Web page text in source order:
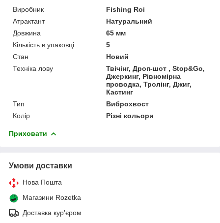
Виробник
Fishing Roi
Атрактант
Натуральний
Довжина
65 мм
Кількість в упаковці
5
Стан
Новий
Техніка лову
Твічінг, Дроп-шот , Stop&Go,
Джеркинг, Рівномірна
проводка, Тролінг, Джиг,
Кастинг
Тип
Виброхвост
Колір
Різні кольори
Приховати
Умови доставки
Нова Пошта
Магазини Rozetka
Доставка кур'єром